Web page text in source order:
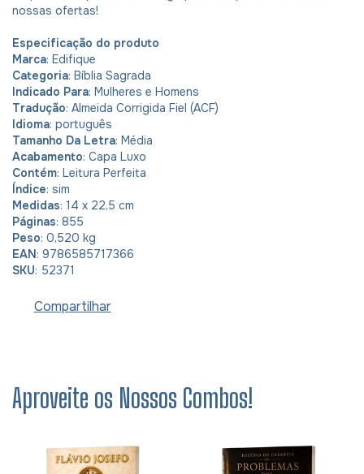
nossas ofertas!
Especificação do produto
Marca: Edifique
Categoria: Bíblia Sagrada
Indicado Para: Mulheres e Homens
Tradução: Almeida Corrigida Fiel (ACF)
Idioma: português
Tamanho Da Letra: Média
Acabamento: Capa Luxo
Contém: Leitura Perfeita
Índice: sim
Medidas: 14 x 22,5 cm
Páginas: 855
Peso: 0,520 kg
EAN: 9786585717366
SKU: 52371
Compartilhar
Aproveite os Nossos Combos!